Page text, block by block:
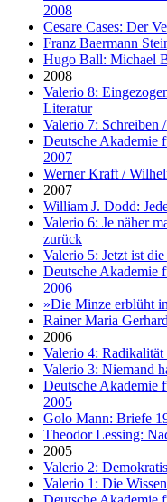
2008
Cesare Cases: Der
Franz Baermann
Hugo Ball: Michael
2008
Valerio 8:
Literatur
Valerio 7: Schreiben
Deutsche Akademie
2007
Werner Kraft /
2007
William J. Dodd:
Valerio 6: Je näher
zurück
Valerio 5: Jetzt ist
Deutsche Akademie
2006
»Die Minze erblüht
Rainer Maria
2006
Valerio 4: Radikalität
Valerio 3: Niemand
Deutsche Akademie
2005
Golo Mann: Briefe
Theodor Lessing:
2005
Valerio 2:
Valerio 1: Die